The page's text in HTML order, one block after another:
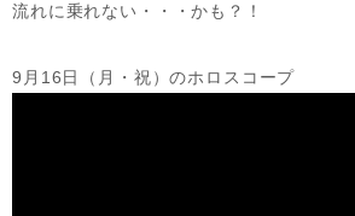
流れに乗れない・・・かも？！
9月16日（月・祝）のホロスコープ